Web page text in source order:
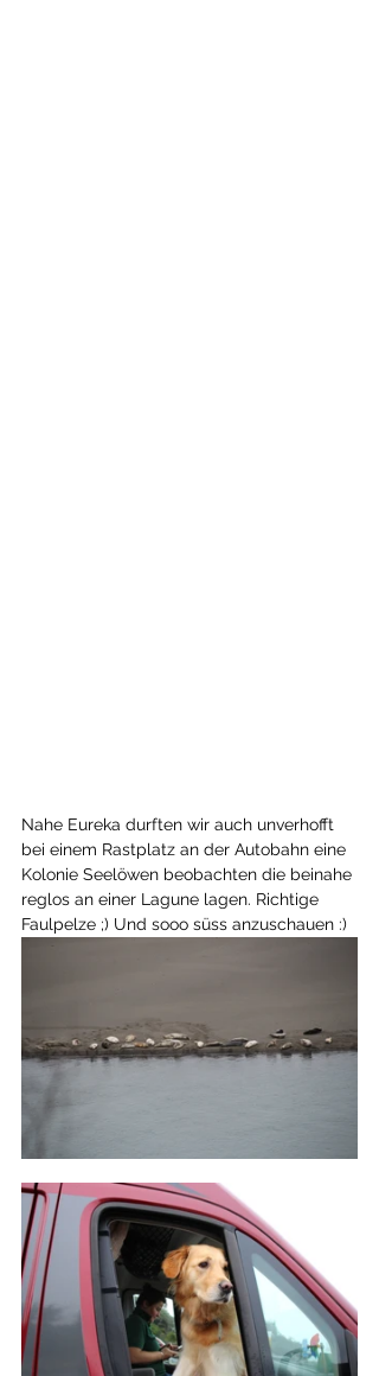
Nahe Eureka durften wir auch unverhofft
bei einem Rastplatz an der Autobahn eine
Kolonie Seelöwen beobachten die beinahe
reglos an einer Lagune lagen. Richtige
Faulpelze ;) Und sooo süss anzuschauen :)